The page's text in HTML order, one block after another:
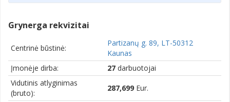
Grynerga rekvizitai
Centrinė būstinė:
Partizanų g. 89, LT-50312
Kaunas
Įmonėje dirba:
27 darbuotojai
Vidutinis atlyginimas
(bruto):
287,699 Eur.